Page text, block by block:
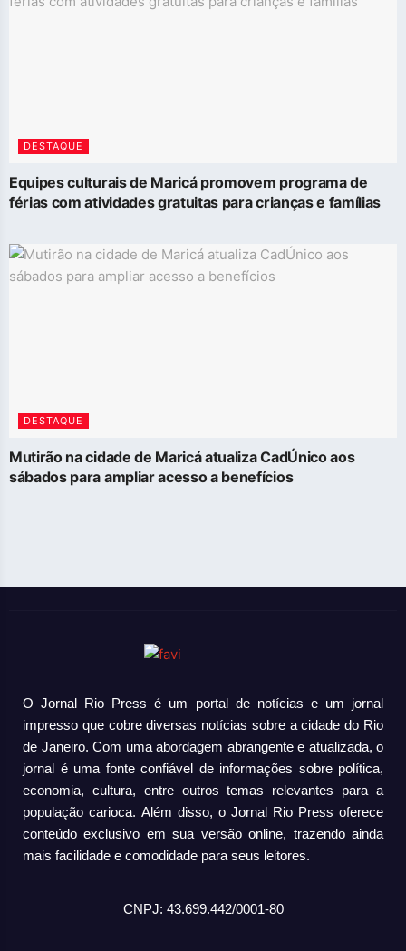
DESTAQUE
Equipes culturais de Maricá promovem programa de
férias com atividades gratuitas para crianças e famílias
DESTAQUE
Mutirão na cidade de Maricá atualiza CadÚnico aos
sábados para ampliar acesso a benefícios
O Jornal Rio Press é um portal de notícias e um jornal
impresso que cobre diversas notícias sobre a cidade do Rio
de Janeiro. Com uma abordagem abrangente e atualizada, o
jornal é uma fonte confiável de informações sobre política,
economia, cultura, entre outros temas relevantes para a
população carioca. Além disso, o Jornal Rio Press oferece
conteúdo exclusivo em sua versão online, trazendo ainda
mais facilidade e comodidade para seus leitores.
CNPJ: 43.699.442/0001-80